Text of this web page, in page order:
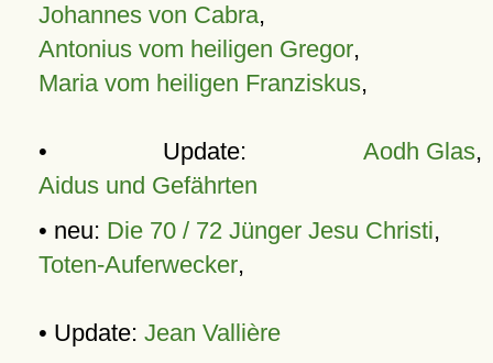
Johannes von Cabra,
Antonius vom heiligen Gregor,
Maria vom heiligen Franziskus,
• Update: Aodh Glas,
Aidus und Gefährten
• neu: Die 70 / 72 Jünger Jesu Christi,
Toten-Auferwecker,
• Update: Jean Vallière